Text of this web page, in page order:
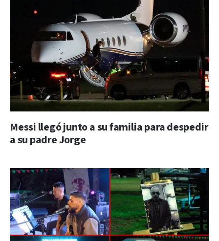
Messi llegó junto a su familia para despedir
a su padre Jorge